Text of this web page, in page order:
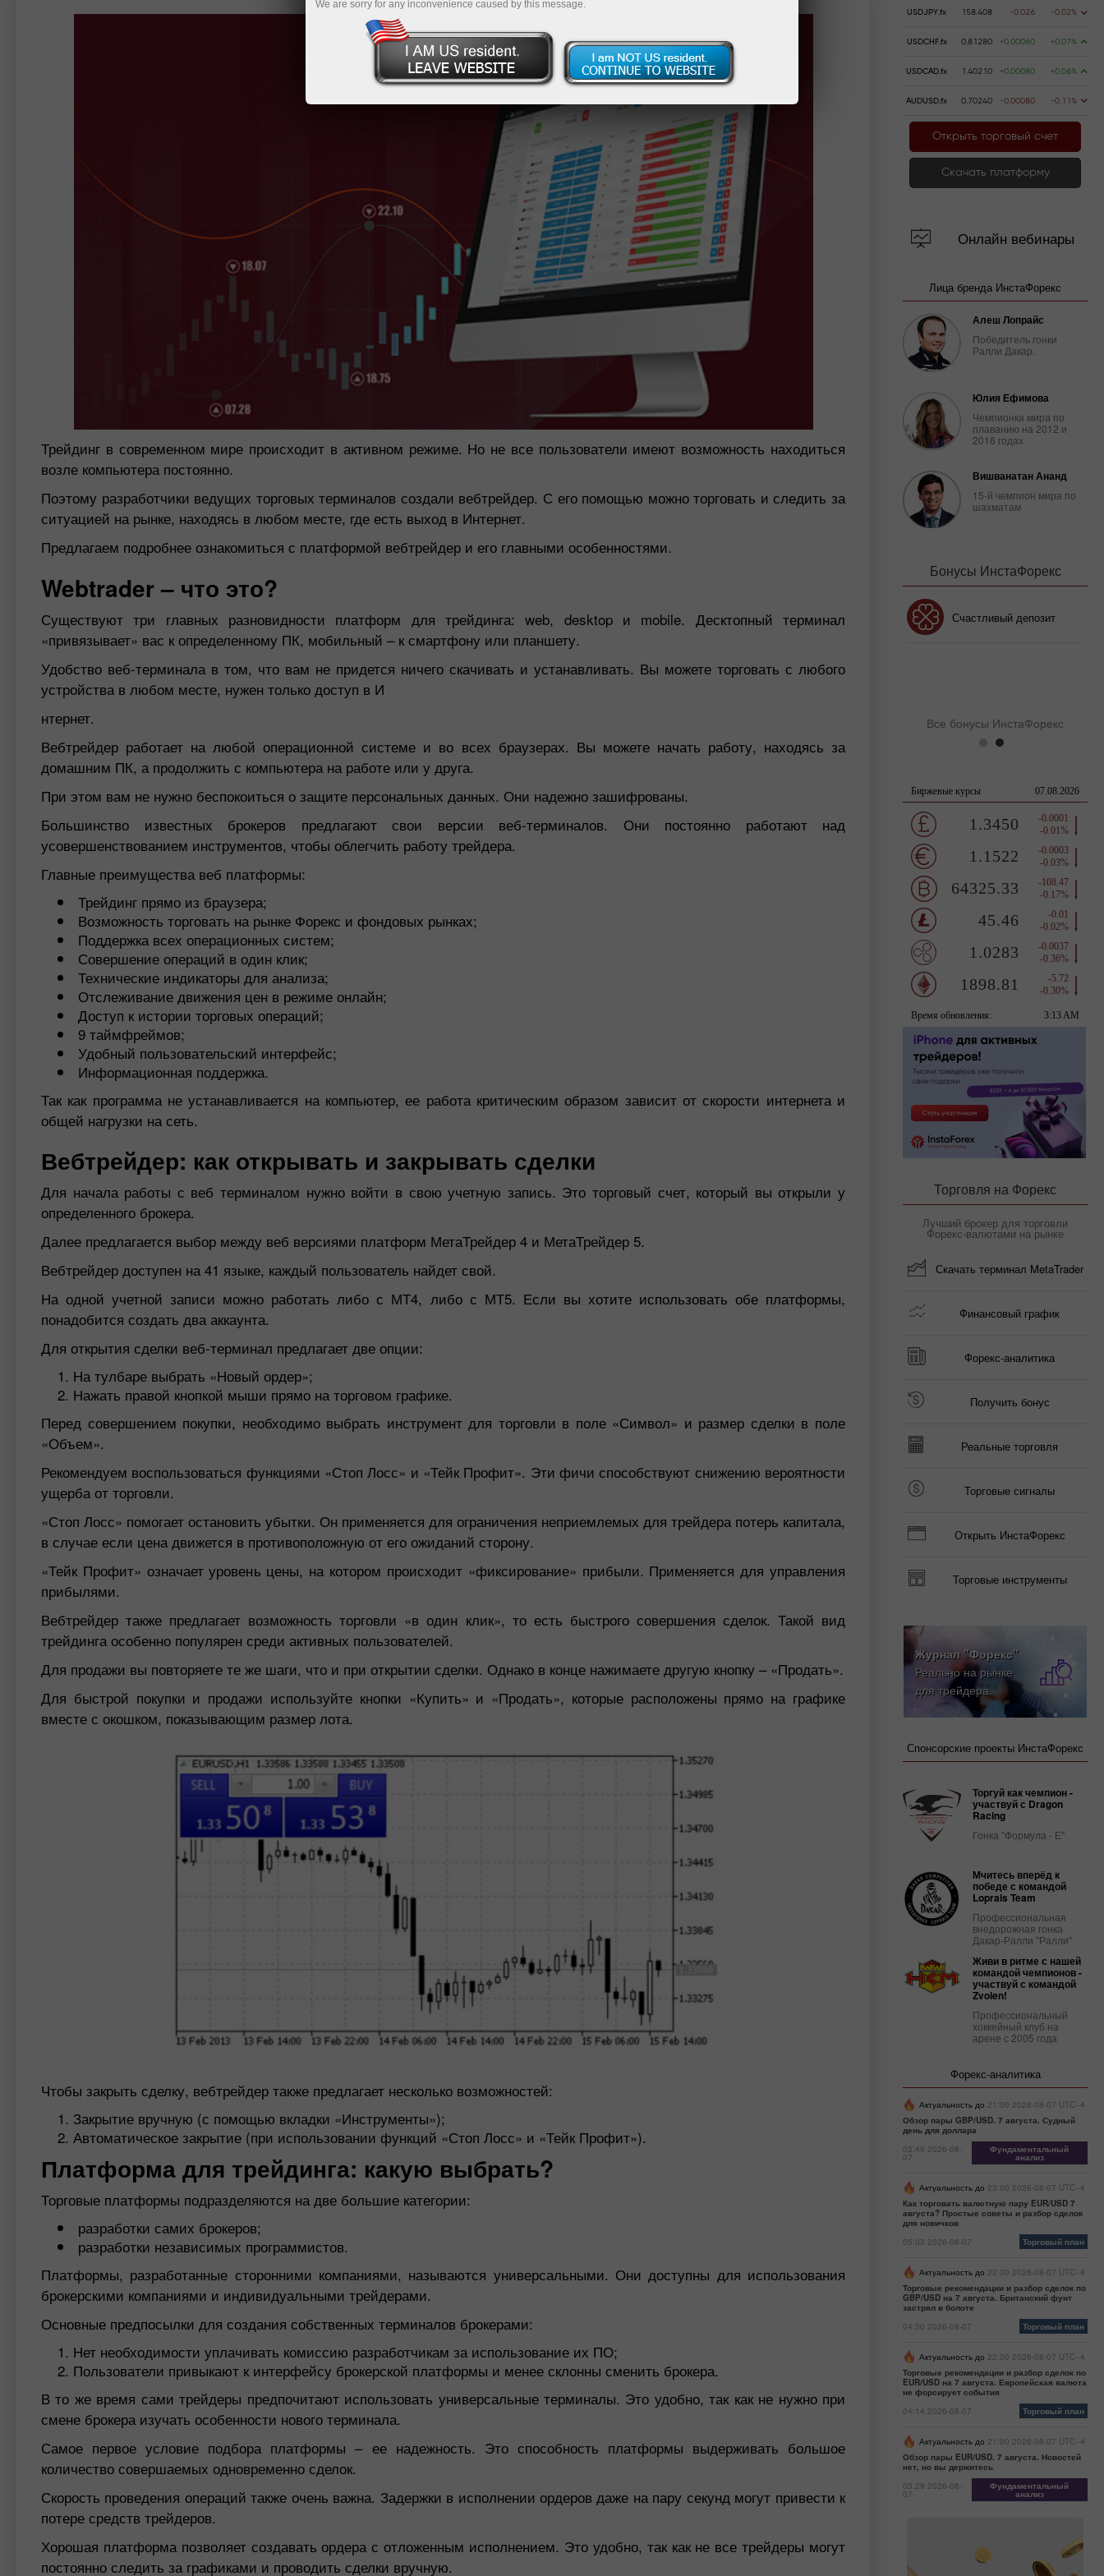
Трейдинг в современном мире происходит в активном режиме. Но не все пользователи имеют возможность находиться
возле компьютера постоянно.
Поэтому разработчики ведущих торговых терминалов создали вебтрейдер. С его помощью можно торговать и следить за
ситуацией на рынке, находясь в любом месте, где есть выход в Интернет.
Предлагаем подробнее ознакомиться с платформой вебтрейдер и его главными особенностями.
Webtrader – что это?
Существуют три главных разновидности платформ для трейдинга: web, desktop и mobile. Десктопный терминал
«привязывает» вас к определенному ПК, мобильный – к смартфону или планшету.
Удобство веб-терминала в том, что вам не придется ничего скачивать и устанавливать. Вы можете торговать с любого
устройства в любом месте, нужен только доступ в И
нтернет.
Вебтрейдер работает на любой операционной системе и во всех браузерах. Вы можете начать работу, находясь за
домашним ПК, а продолжить с компьютера на работе или у друга.
При этом вам не нужно беспокоиться о защите персональных данных. Они надежно зашифрованы.
Большинство известных брокеров предлагают свои версии веб-терминалов. Они постоянно работают над
усовершенствованием инструментов, чтобы облегчить работу трейдера.
Главные преимущества веб платформы:
Трейдинг прямо из браузера;
Возможность торговать на рынке Форекс и фондовых рынках;
Поддержка всех операционных систем;
Совершение операций в один клик;
Технические индикаторы для анализа;
Отслеживание движения цен в режиме онлайн;
Доступ к истории торговых операций;
9 таймфреймов;
Удобный пользовательский интерфейс;
Информационная поддержка.
Так как программа не устанавливается на компьютер, ее работа критическим образом зависит от скорости интернета и
общей нагрузки на сеть.
Вебтрейдер: как открывать и закрывать сделки
Для начала работы с веб терминалом нужно войти в свою учетную запись. Это торговый счет, который вы открыли у
определенного брокера.
Далее предлагается выбор между веб версиями платформ МетаТрейдер 4 и МетаТрейдер 5.
Вебтрейдер доступен на 41 языке, каждый пользователь найдет свой.
На одной учетной записи можно работать либо с МТ4, либо с МТ5. Если вы хотите использовать обе платформы,
понадобится создать два аккаунта.
Для открытия сделки веб-терминал предлагает две опции:
На тулбаре выбрать «Новый ордер»;
Нажать правой кнопкой мыши прямо на торговом графике.
Перед совершением покупки, необходимо выбрать инструмент для торговли в поле «Символ» и размер сделки в поле
«Объем».
Рекомендуем воспользоваться функциями «Стоп Лосс» и «Тейк Профит». Эти фичи способствуют снижению вероятности
ущерба от торговли.
«Стоп Лосс» помогает остановить убытки. Он применяется для ограничения неприемлемых для трейдера потерь капитала,
в случае если цена движется в противоположную от его ожиданий сторону.
«Тейк Профит» означает уровень цены, на котором происходит «фиксирование» прибыли. Применяется для управления
прибылями.
Вебтрейдер также предлагает возможность торговли «в один клик», то есть быстрого совершения сделок. Такой вид
трейдинга особенно популярен среди активных пользователей.
Для продажи вы повторяете те же шаги, что и при открытии сделки. Однако в конце нажимаете другую кнопку – «Продать».
Для быстрой покупки и продажи используйте кнопки «Купить» и «Продать», которые расположены прямо на графике
вместе с окошком, показывающим размер лота.
Чтобы закрыть сделку, вебтрейдер также предлагает несколько возможностей:
Закрытие вручную (с помощью вкладки «Инструменты»);
Автоматическое закрытие (при использовании функций «Стоп Лосс» и «Тейк Профит»).
Платформа для трейдинга: какую выбрать?
Торговые платформы подразделяются на две большие категории:
разработки самих брокеров;
разработки независимых программистов.
Платформы, разработанные сторонними компаниями, называются универсальными. Они доступны для использования
брокерскими компаниями и индивидуальными трейдерами.
Основные предпосылки для создания собственных терминалов брокерами:
Нет необходимости уплачивать комиссию разработчикам за использование их ПО;
Пользователи привыкают к интерфейсу брокерской платформы и менее склонны сменить брокера.
В то же время сами трейдеры предпочитают использовать универсальные терминалы. Это удобно, так как не нужно при
смене брокера изучать особенности нового терминала.
Самое первое условие подбора платформы – ее надежность. Это способность платформы выдерживать большое
количество совершаемых одновременно сделок.
Скорость проведения операций также очень важна. Задержки в исполнении ордеров даже на пару секунд могут привести к
потере средств трейдеров.
Хорошая платформа позволяет создавать ордера с отложенным исполнением. Это удобно, так как не все трейдеры могут
постоянно следить за графиками и проводить сделки вручную.
USDJPY.fx 158.408 -0.026 -0.02%
USDCHF.fx 0.81280 +0.00060 +0.07%
USDCAD.fx 1.40210 +0.00080 +0.06%
AUDUSD.fx 0.70240 -0.00080 -0.11%
Открыть торговый счет
Скачать платформу
Онлайн вебинары
Лица бренда ИнстаФорекс
Алеш Лопрайс
Победитель гонки
Ралли Дакар.
Юлия Ефимова
Чемпионка мира по
плаванию на 2012 и
2016 годах
Вишванатан Ананд
15-й чемпион мира по
шахматам
Бонусы ИнстаФорекс
Бонус 30%
Клубный бонус
Счастливый депозит Бонус 30%
Клубный бонус
Счастливый депозит
Все бонусы ИнстаФорекс
Торговля на Форекс
Лучший брокер для торговли
Форекс-валютами на рынке
Скачать терминал MetaTrader
Финансовый график
Форекс-аналитика
Получить бонус
Реальные торговля
Торговые сигналы
Открыть ИнстаФорекс
Торговые инструменты
Журнал "Форекс"
Реально на рынке
для трейдера
Спонсорские проекты ИнстаФорекс
Торгуй как чемпион -
участвуй с Dragon
Racing
Гонка "Формула - Е"
Мчитесь вперёд к
победе с командой
Loprais Team
Профессиональная
внедорожная гонка
Дакар-Ралли "Ралли"
Живи в ритме с нашей
командой чемпионов -
участвуй с командой
Zvolen!
Профессиональный
хоккейный клуб на
арене с 2005 года
Форекс-аналитика
Актуальность до 21:00 2026-08-07 UTC--4
Обзор пары GBP/USD. 7 августа. Судный
день для доллара
03:49 2026-08-
07
Фундаментальный
анализ
Актуальность до 23:00 2026-08-07 UTC--4
Как торговать валютную пару EUR/USD 7
августа? Простые советы и разбор сделок
для новичков
05:03 2026-08-07
Торговый план
Актуальность до 22:00 2026-08-07 UTC--4
Торговые рекомендации и разбор сделок по
GBP/USD на 7 августа. Британский фунт
застрял в болоте
04:30 2026-08-07
Торговый план
Актуальность до 22:00 2026-08-07 UTC--4
Торговые рекомендации и разбор сделок по
EUR/USD на 7 августа. Европейская валюта
не форсирует события
04:14 2026-08-07
Торговый план
Актуальность до 21:00 2026-08-07 UTC--4
Обзор пары EUR/USD. 7 августа. Новостей
нет, но вы держитесь
03:29 2026-08-
07
Фундаментальный
анализ
We are sorry for any inconvenience caused by this message.